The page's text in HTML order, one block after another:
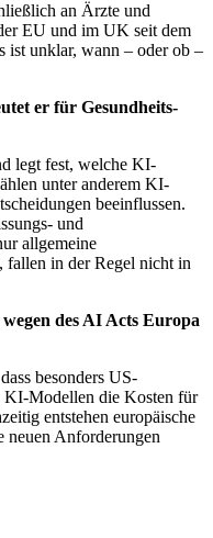
an Ärzte und
EU und im UK seit dem
ist unklar, wann – oder ob –
er für Gesundheits-
legt fest, welche KI-
unter anderem KI-
beeinflussen.
und
allgemeine
fallen in der Regel nicht in
des AI Acts Europa
besonders US-
KI-Modellen die Kosten für
entstehen europäische
neuen Anforderungen